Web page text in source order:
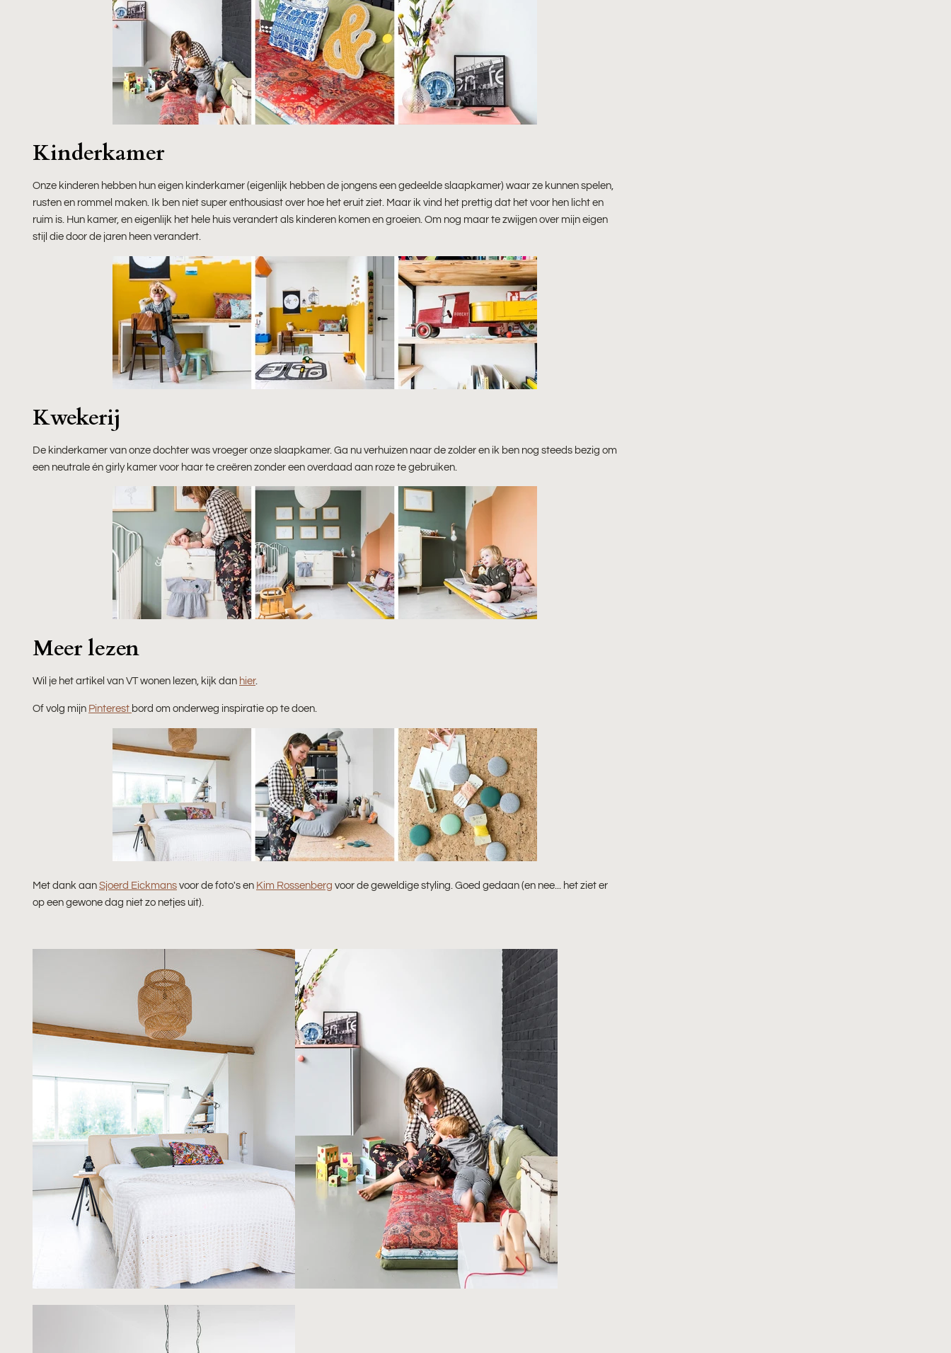
Kinderkamer
Onze kinderen hebben hun eigen kinderkamer (eigenlijk hebben de jongens een gedeelde slaapkamer) waar ze kunnen spelen,
rusten en rommel maken. Ik ben niet super enthousiast over hoe het eruit ziet. Maar ik vind het prettig dat het voor hen licht en
ruim is. Hun kamer, en eigenlijk het hele huis verandert als kinderen komen en groeien. Om nog maar te zwijgen over mijn eigen
stijl die door de jaren heen verandert.
Kwekerij
De kinderkamer van onze dochter was vroeger onze slaapkamer. Ga nu verhuizen naar de zolder en ik ben nog steeds bezig om
een ​​neutrale én girly kamer voor haar te creëren zonder een overdaad aan roze te gebruiken.
Meer lezen
Wil je het artikel van VT wonen lezen, kijk dan hier.
Of volg mijn Pinterest bord om onderweg inspiratie op te doen.
Met dank aanSjoerd Eickmansvoor de foto's en Kim Rossenberg voor de geweldige styling. Goed gedaan (en nee... het ziet er
op een gewone dag niet zo netjes uit).